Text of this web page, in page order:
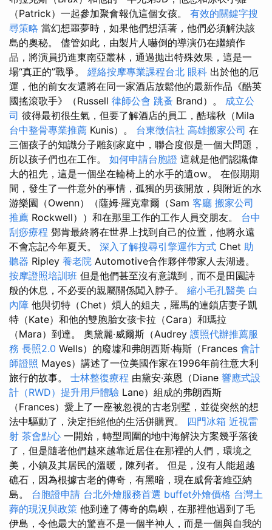
（Patrick）一起參加聚會報仇這個女孩。 有效的關鍵字搜
尋策略 當幻想噩夢時，如果他們想活著，他們必須解決該
島的奧秘。 儘管如此，由製片人嚇倒的導演仍在繼續作
品，將演員扔進東南亞叢林，通過拋出特殊效果，這是一
場“真正的”戰爭。 經絡按摩專業課程台北 眼科 出於他的厄
運，他的前女友還將在同一家酒店放鬆他的最新作品《酷英
國搖滾歌手》（Russell 律師公會 跳蚤 Brand）。 成立公
司 彼得最初很生氣，但要了解酒店的員工，酷瑞秋（Mila
台中整骨專業推薦 Kunis）。 台東徵信社 高雄搬家公司 在
三個孩子的知識分子雕刻家庭中，聯合度假是一個大問題，
所以孩子們也在工作。 如何申請台胞證 這就是他們認識偉
大的祖先，這是一個坐在輪椅上的水手的遺ow。 在假期期
間，發生了一件意外的事情，孤獨的男孩開放，與附近的水
游樂園（Owenn）（薩姆·羅克韋爾（Sam 客廳 搬家公司
推薦 Rockwell））和在那里工作的工作人員交朋友。 台中
刮痧療程 鄧肯最終將在世界上找到自己的位置，他將永遠
不會忘記今年夏天。 深入了解搜尋引擎運作方式 Chet 助
聽器 Ripley 養老院 Automotive合作夥伴帶家人去湖邊。
按摩證照培訓班 但是他們甚至沒有意識到，而不是田園詩
般的休息，不必要的親屬關係闖入脖子。 縮小毛孔醫美 白
內障 他與切特（Chet）煩人的姐夫，羅馬的連鎖店妻子凱
特（Kate）和他的雙胞胎女孩卡拉（Cara）和瑪拉
（Mara）到達。 奧黛麗·威爾斯（Audrey 護照代辦推薦服
務 長照2.0 Wells）的廢墟和弗朗西斯·梅斯（Frances 會計
師證照 Mayes）講述了一位美國作家在1996年前往意大利
旅行的故事。 士林整復療程 由黛安·萊恩（Diane 響應式設
計（RWD）提升用戶體驗 Lane）組成的弗朗西斯
（Frances）愛上了一座被忽視的古老別墅，並從突然的想
法中驅動了，決定拒絕他的生活併購買。 四門冰箱 近視雷
射 茶會點心 一開始，轉型周圍的地中海解決方案幾乎落後
了，但是隨著他們越來越靠近居住在那裡的人們，環境之
美，小鎮及其居民的溫暖，陳列者。 但是，沒有人能超越
礁石，因為根據古老的傳奇，有黑暗，現在威脅著維亞納
島。 台胞證申請 台北外燴服務首選 buffet外燴價格 台灣土
葬的現況與政策 他到達了傳奇的島嶼，在那裡他遇到了毛
伊島，令他最大的驚喜不是一個半神人，而是一個與自我的